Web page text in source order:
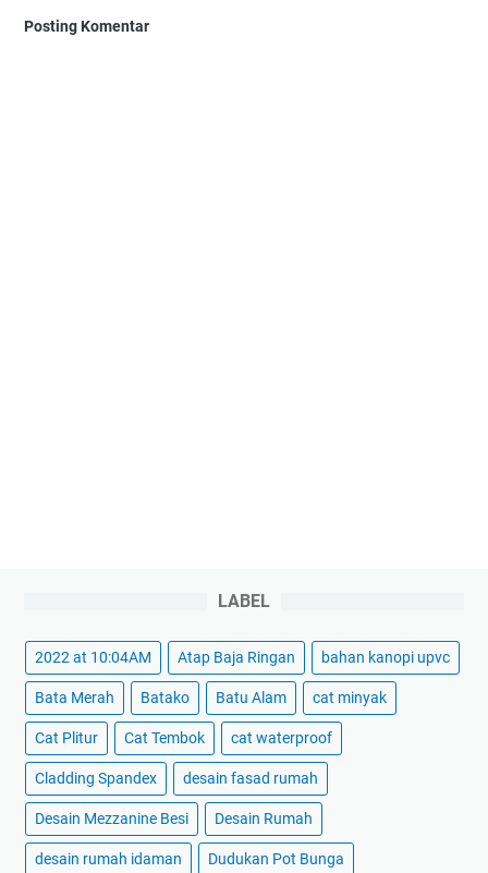
Posting Komentar
LABEL
2022 at 10:04AM Atap Baja Ringan bahan kanopi upvc
Bata Merah Batako Batu Alam cat minyak
Cat Plitur Cat Tembok cat waterproof
Cladding Spandex desain fasad rumah
Desain Mezzanine Besi Desain Rumah
desain rumah idaman Dudukan Pot Bunga